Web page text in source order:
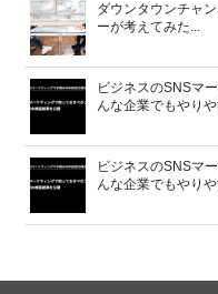
ダウンタウンチャ
ーが考えてみた...
ビジネスのSNSマ
んな企業でもやり
ビジネスのSNSマ
んな企業でもやり